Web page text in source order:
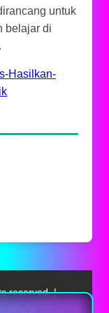
untuk
belajar di
Hasilkan-
reserved. |